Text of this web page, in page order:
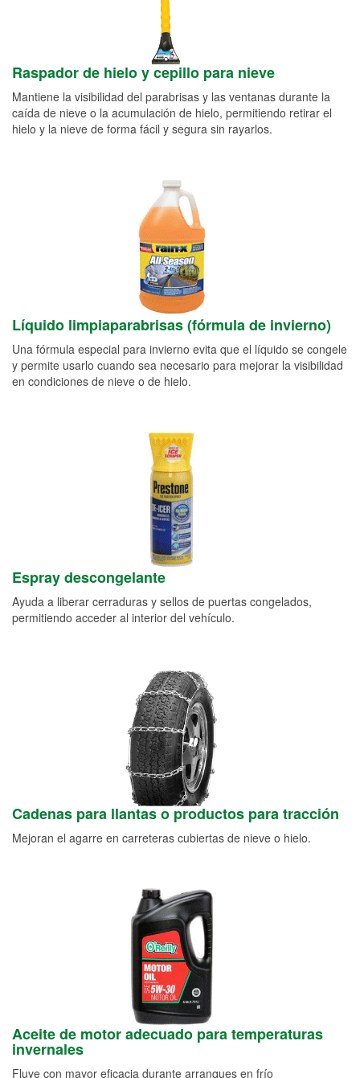
Raspador de hielo y cepillo para nieve
Mantiene la visibilidad del parabrisas y las ventanas durante la
caída de nieve o la acumulación de hielo, permitiendo retirar el
hielo y la nieve de forma fácil y segura sin rayarlos.
Líquido limpiaparabrisas (fórmula de invierno)
Una fórmula especial para invierno evita que el líquido se congele
y permite usarlo cuando sea necesario para mejorar la visibilidad
en condiciones de nieve o de hielo.
Espray descongelante
Ayuda a liberar cerraduras y sellos de puertas congelados,
permitiendo acceder al interior del vehículo.
Cadenas para llantas o productos para tracción
Mejoran el agarre en carreteras cubiertas de nieve o hielo.
Aceite de motor adecuado para temperaturas
invernales
Fluye con mayor eficacia durante arranques en frío